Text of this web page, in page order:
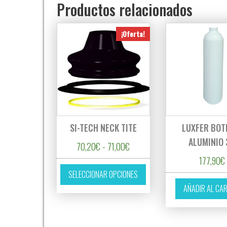
Productos relacionados
¡Oferta!
SI-TECH NECK TITE
70,20€ - 71,00€ Rango de precios: desde
SELECCIONAR OPCIONES
Este producto tiene
LUXFER
ALUMINIO
177,90€
AÑADIR AL